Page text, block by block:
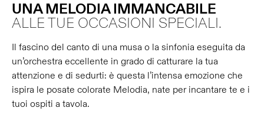
UNA MELODIA IMMANCABILE
ALLE TUE OCCASIONI SPECIALI.
Il fascino del canto di una musa o la sinfonia eseguita da
un’orchestra eccellente in grado di catturare la tua
attenzione e di sedurti: è questa l’intensa emozione che
ispira le posate colorate Melodia, nate per incantare te e i
tuoi ospiti a tavola.